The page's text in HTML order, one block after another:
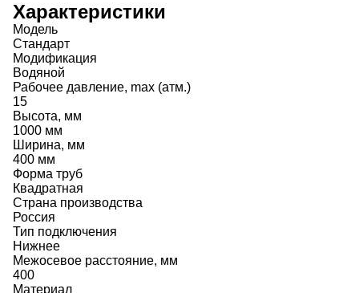
Характеристики
Модель
Стандарт
Модификация
Водяной
Рабочее давление, max (атм.)
15
Высота, мм
1000 мм
Ширина, мм
400 мм
Форма труб
Квадратная
Страна производства
Россия
Тип подключения
Нижнее
Межосевое расстояние, мм
400
Материал